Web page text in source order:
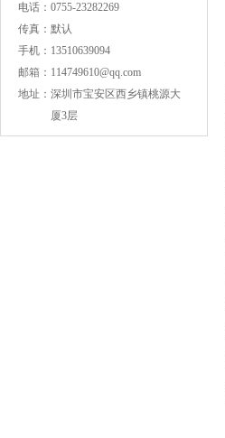
电话： 0755-23282269
传真： 默认
手机： 13510639094
邮箱： 114749610@qq.com
地址： 深圳市宝安区西乡镇桃源大
厦3层